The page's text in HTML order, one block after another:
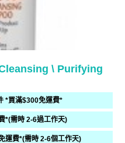
\ Purifying
*買滿$300免運費*
*(需時 2-6過工作天)
運費*(需時 2-6個工作天)